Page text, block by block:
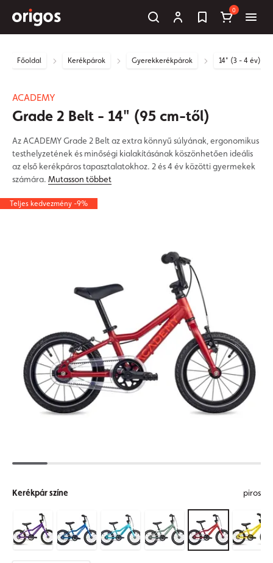
0
Főoldal Kerékpárok Gyerekkerékpárok 14" (3 - 4 év)
ACADEMY
Grade 2 Belt - 14" (95 cm-től)
Az ACADEMY Grade 2 Belt az extra könnyű súlyának, ergonomikus
testhelyzetének és minőségi kialakításának köszönhetően ideális
az első kerékpáros tapasztalatokhoz. 2 és 4 év közötti gyermekek
számára. Mutasson többet
Teljes kedvezmény -9%
Kerékpár színe piros